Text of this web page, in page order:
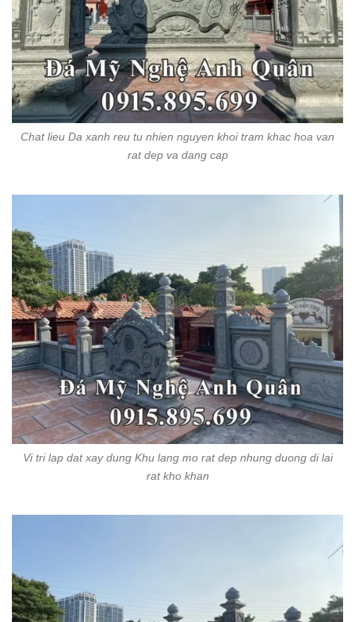
Chat lieu Da xanh reu tu nhien nguyen khoi tram khac hoa van
rat dep va dang cap
Vi tri lap dat xay dung Khu lang mo rat dep nhung duong di lai
rat kho khan